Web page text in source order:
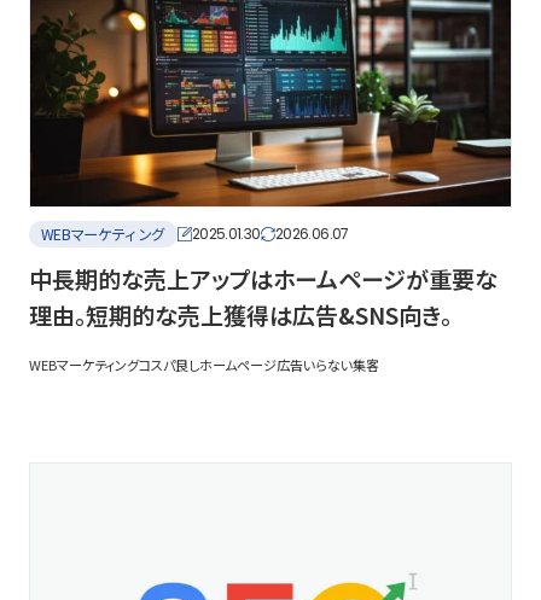
WEBマーケティング 2025.01.30 2026.06.07
中長期的な売上アップはホームページが重要な
理由。短期的な売上獲得は広告&SNS向き。
WEBマーケティングコスパ良しホームページ広告いらない集客